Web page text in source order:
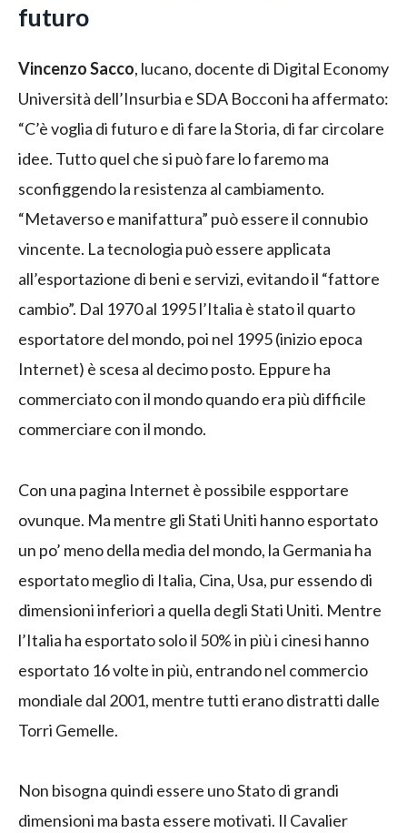
futuro
Vincenzo Sacco, lucano, docente di Digital Economy
Università dell’Insurbia e SDA Bocconi ha affermato:
“C’è voglia di futuro e di fare la Storia, di far circolare
idee. Tutto quel che si può fare lo faremo ma
sconfiggendo la resistenza al cambiamento.
“Metaverso e manifattura” può essere il connubio
vincente. La tecnologia può essere applicata
all’esportazione di beni e servizi, evitando il “fattore
cambio”. Dal 1970 al 1995 l’Italia è stato il quarto
esportatore del mondo, poi nel 1995 (inizio epoca
Internet) è scesa al decimo posto. Eppure ha
commerciato con il mondo quando era più difficile
commerciare con il mondo.
Con una pagina Internet è possibile espportare
ovunque. Ma mentre gli Stati Uniti hanno esportato
un po’ meno della media del mondo, la Germania ha
esportato meglio di Italia, Cina, Usa, pur essendo di
dimensioni inferiori a quella degli Stati Uniti. Mentre
l’Italia ha esportato solo il 50% in più i cinesi hanno
esportato 16 volte in più, entrando nel commercio
mondiale dal 2001, mentre tutti erano distratti dalle
Torri Gemelle.
Non bisogna quindi essere uno Stato di grandi
dimensioni ma basta essere motivati. Il Cavalier